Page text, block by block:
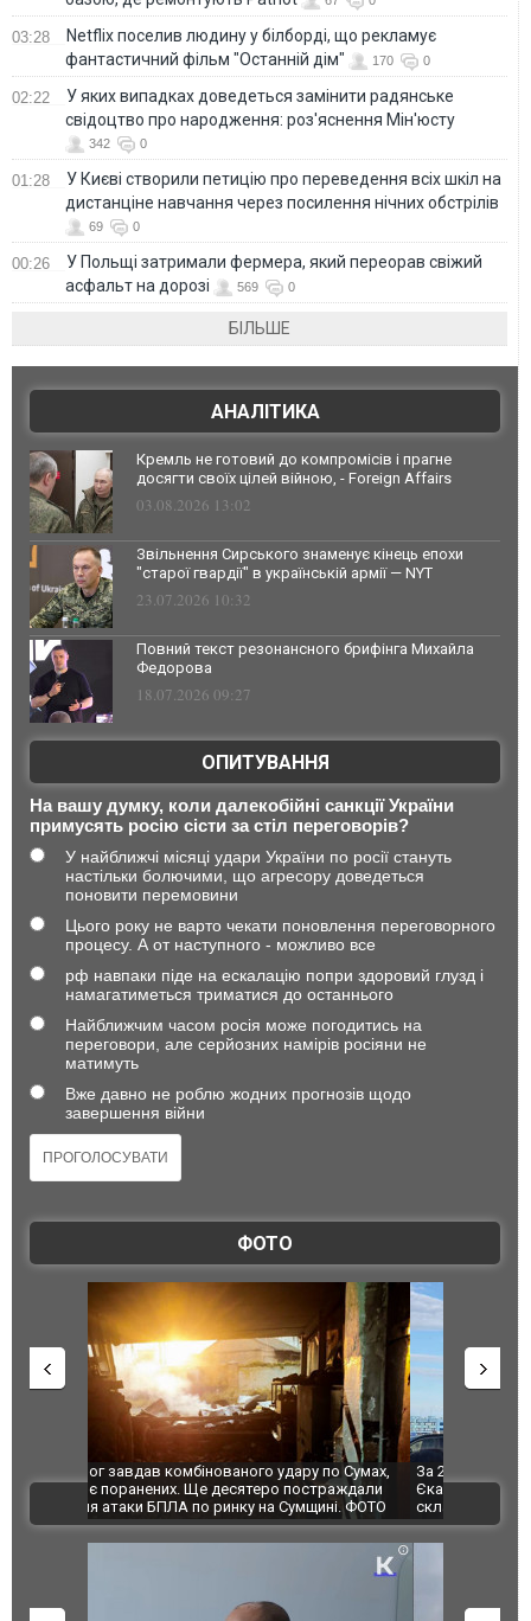
03:28
Netflix поселив людину у білборді, що рекламує
фантастичний фільм "Останній дім"
170 0
02:22
У яких випадках доведеться замінити радянське
свідоцтво про народження: роз'яснення Мін'юсту
342 0
01:28
У Києві створили петицію про переведення всіх шкіл на
дистанціне навчання через посилення нічних обстрілів
69 0
00:26
У Польщі затримали фермера, який переорав свіжий
асфальт на дорозі
569 0
БІЛЬШЕ
АНАЛІТИКА
Кремль не готовий до компромісів і прагне
досягти своїх цілей війною, - Foreign Affairs
03.08.2026 13:02
Звільнення Сирського знаменує кінець епохи
"старої гвардії" в українській армії — NYT
23.07.2026 10:32
Повний текст резонансного брифінга Михайла
Федорова
18.07.2026 09:27
ОПИТУВАННЯ
На вашу думку, коли далекобійні санкції України
примусять росію сісти за стіл переговорів?
У найближчі місяці удари України по росії стануть
настільки болючими, що агресору доведеться
поновити перемовини
Цього року не варто чекати поновлення переговорного
процесу. А от наступного - можливо все
рф навпаки піде на ескалацію попри здоровий глузд і
намагатиметься триматися до останнього
Найближчим часом росія може погодитись на
переговори, але серйозних намірів росіяни не
матимуть
Вже давно не роблю жодних прогнозів щодо
завершення війни
ФОТО
За 2000 кілометрів від кордону з Україною: в
Єкатеринбурзі після атаки дронів загорівся
склад Wildberries. ФОТО. ВІДЕО
"Мої
ВІДЕО